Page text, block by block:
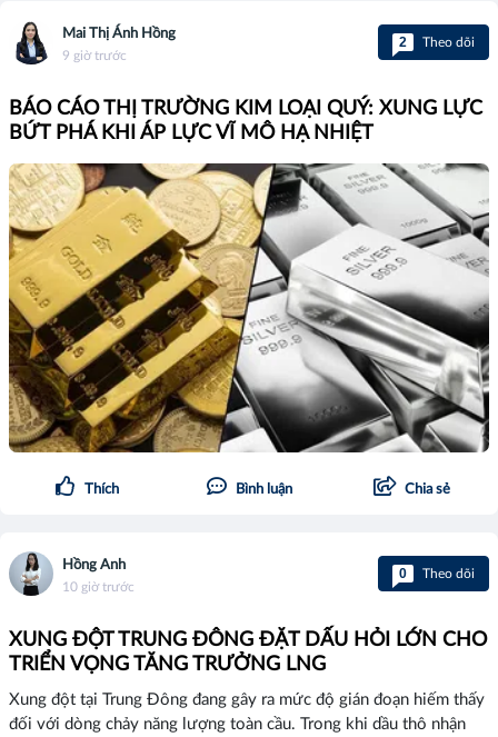
Mai Thị Ánh Hồng
9 giờ trước
2 Theo dõi
BÁO CÁO THỊ TRƯỜNG KIM LOẠI QUÝ: XUNG LỰC
BỨT PHÁ KHI ÁP LỰC VĨ MÔ HẠ NHIỆT
Thích Bình luận Chia sẻ
Hồng Anh
10 giờ trước
0 Theo dõi
XUNG ĐỘT TRUNG ĐÔNG ĐẶT DẤU HỎI LỚN CHO
TRIỂN VỌNG TĂNG TRƯỞNG LNG
Xung đột tại Trung Đông đang gây ra mức độ gián đoạn hiếm thấy
đối với dòng chảy năng lượng toàn cầu. Trong khi dầu thô nhận